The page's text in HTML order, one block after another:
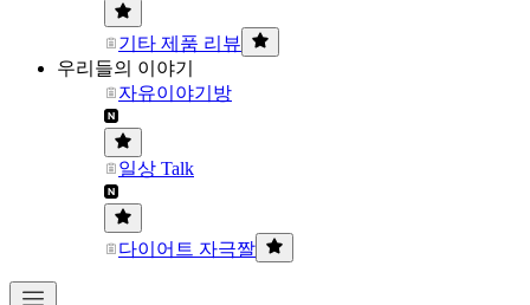
기타 제품 리뷰
우리들의 이야기
자유이야기방
일상 Talk
다이어트 자극짤